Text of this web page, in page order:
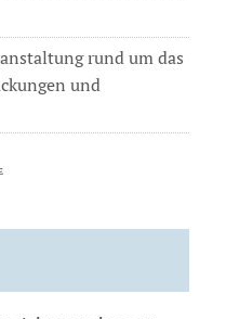
rund um das
und